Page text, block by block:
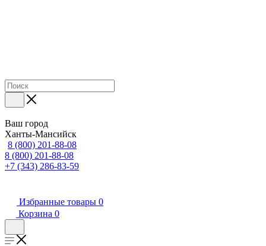
Ваш город
Ханты-Мансийск
8 (800) 201-88-08
8 (800) 201-88-08
+7 (343) 286-83-59
Избранные товары 0
Корзина 0